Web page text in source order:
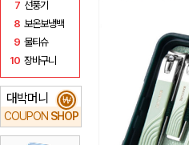
7 선풍기
8 보온보냉백
9 물티슈
10 장바구니
대박머니
COUPON SHOP
₩